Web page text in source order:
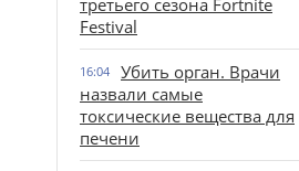
третьего сезона Fortnite
Festival
16:04
Убить орган. Врачи
назвали самые
токсические вещества для
печени